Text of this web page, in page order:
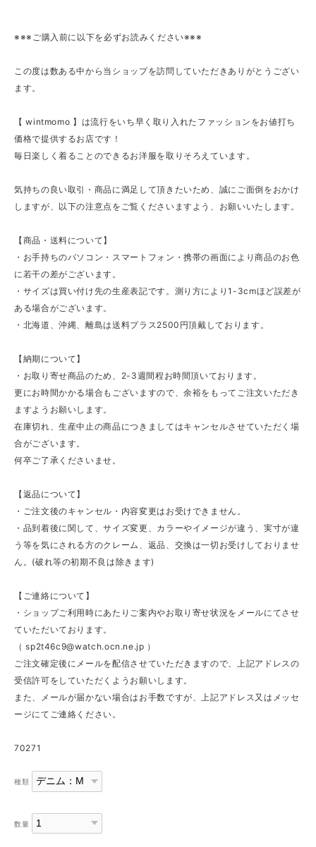
※※※ご購入前に以下を必ずお読みください※※※
この度は数ある中から当ショップを訪問していただきありがとうござい
ます。
【 wintmomo 】は流行をいち早く取り入れたファッションをお値打ち
価格で提供するお店です！
毎日楽しく着ることのできるお洋服を取りそろえています。
気持ちの良い取引・商品に満足して頂きたいため、誠にご面倒をおかけ
しますが、以下の注意点をご覧くださいますよう、お願いいたします。
【商品・送料について】
・お手持ちのパソコン・スマートフォン・携帯の画面により商品のお色
に若干の差がございます。
・サイズは買い付け先の生産表記です。測り方により1-3cmほど誤差が
ある場合がございます。
・北海道、沖縄、離島は送料プラス2500円頂戴しております。
【納期について】
・お取り寄せ商品のため、2-3週間程お時間頂いております。
更にお時間かかる場合もございますので、余裕をもってご注文いただき
ますようお願いします。
在庫切れ、生産中止の商品につきましてはキャンセルさせていただく場
合がございます。
何卒ご了承くださいませ。
【返品について】
・ご注文後のキャンセル・内容変更はお受けできません。
・品到着後に関して、サイズ変更、カラーやイメージが違う、実寸が違
う等を気にされる方のクレーム、返品、交換は一切お受けしておりませ
ん。(破れ等の初期不良は除きます)
【ご連絡について】
・ショップご利用時にあたりご案内やお取り寄せ状況をメールにてさせ
ていただいております。
（sp2t46c9@watch.ocn.ne.jp ）
ご注文確定後にメールを配信させていただきますので、上記アドレスの
受信許可をしていただくようお願いします。
また、メールが届かない場合はお手数ですが、上記アドレス又はメッセ
ージにてご連絡ください。
70271
種類
数量